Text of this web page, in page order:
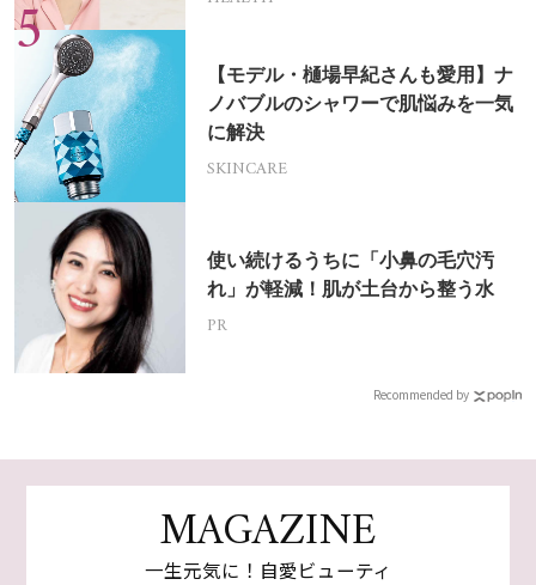
【モデル・樋場早紀さんも愛用】ナ
ノバブルのシャワーで肌悩みを一気
に解決
SKINCARE
使い続けるうちに「小鼻の毛穴汚
れ」が軽減！肌が土台から整う水
PR
Recommended by
MAGAZINE
一生元気に！自愛ビューティ